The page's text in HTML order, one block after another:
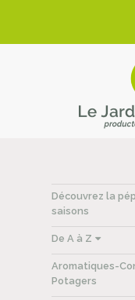
Découvrez la
saisons
De A à Z
Aromatiques-
Potagers